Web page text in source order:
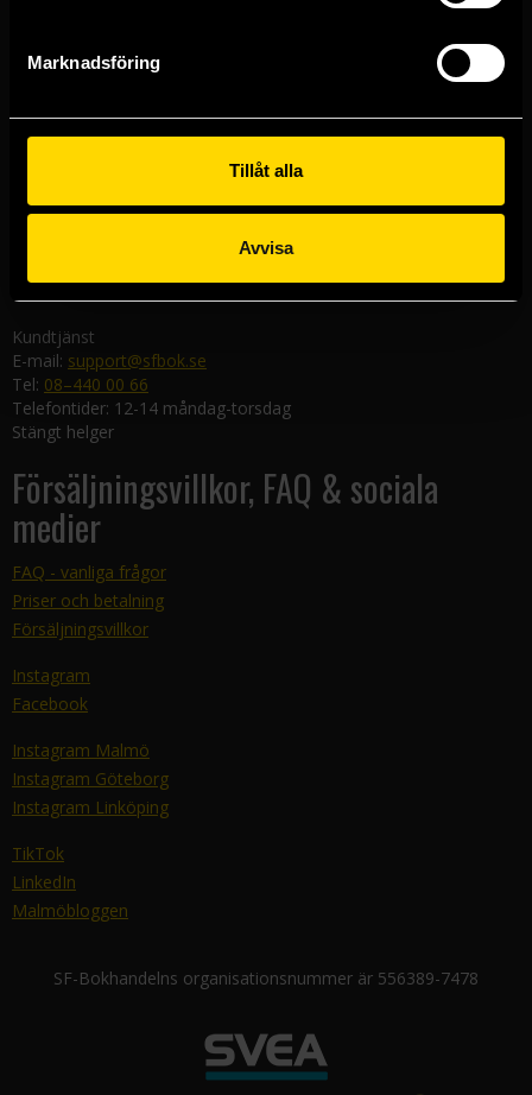
Marknadsföring
Tillåt alla
Avvisa
Göteborgsbutiken
Kungsgatan 19
Malmöbutiken
582 19 Linköping
Kundtjänst
E-mail: support@sfbok.se
Tel: 08–440 00 66
Telefontider: 12-14 måndag-torsdag
Stängt helger
Försäljningsvillkor, FAQ & sociala
medier
FAQ - vanliga frågor
Priser och betalning
Försäljningsvillkor
Instagram
Facebook
Instagram Malmö
Instagram Göteborg
Instagram Linköping
TikTok
LinkedIn
Malmöbloggen
SF-Bokhandelns organisationsnummer är 556389-7478